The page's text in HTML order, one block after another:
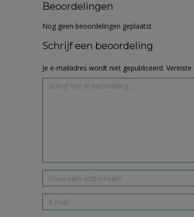
Beoordelingen
Nog geen beoordelingen geplaatst
Schrijf een beoordeling
Je e-mailadres wordt niet gepubliceerd.